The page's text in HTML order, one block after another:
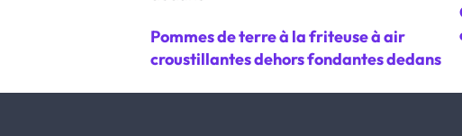
Pommes de terre à la friteuse à air
croustillantes dehors fondantes dedans